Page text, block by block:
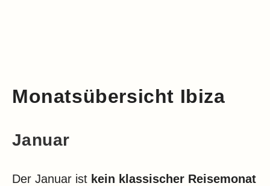
Monatsübersicht Ibiza
Januar
Der Januar ist kein klassischer Reisemonat